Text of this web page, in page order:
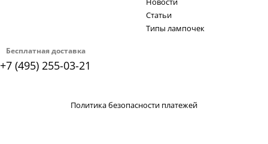
Бесплатная доставка
+7 (495) 255-03-21
Статьи
Типы лампочек
Политика безопасности платежей